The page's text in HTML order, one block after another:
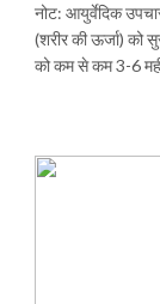
नोट: आयुर्वेदिक
(शरीर की ऊर्जा) को
को कम से कम 3-6